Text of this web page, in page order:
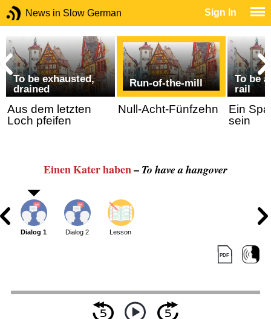
News in Slow German Sign In
To be exhausted,
drained
Aus dem letzten
Loch pfeifen
Run-of-the-mill
Null-Acht-Fünfzehn
To be
rail
Ein
sein
Einen Kater haben– To have a hangover
Dialog 1 Dialog 2 Lesson